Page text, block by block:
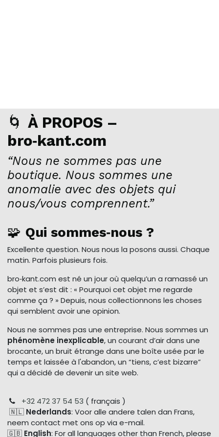
🌀 À PROPOS –
bro‑kant.com
“Nous ne sommes pas une
boutique. Nous sommes une
anomalie avec des objets qui
nous/vous comprennent.”
🧩 Qui sommes‑nous ?
Excellente question. Nous nous la posons aussi. Chaque
matin. Parfois plusieurs fois.
bro‑kant.com est né un jour où quelqu’un a ramassé un
objet et s’est dit : « Pourquoi cet objet me regarde
comme ça ? » Depuis, nous collectionnons les choses
qui semblent avoir une opinion.
Nous ne sommes pas une entreprise. Nous sommes un
phénomène inexplicable, un courant d’air dans une
brocante, un bruit étrange dans une boîte usée par le
temps et laissée à l'abandon, un “tiens, c’est bizarre”
qui a décidé de devenir un site web.
+32 472 37 54 53 ( français )
🇳🇱 Nederlands: Voor alle andere talen dan Frans,
neem contact met ons op via e-mail.
🇬🇧 English: For all languages other than French, please